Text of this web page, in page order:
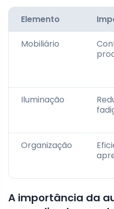
Elemento
Mobiliário
Iluminação
Organização
A importância da